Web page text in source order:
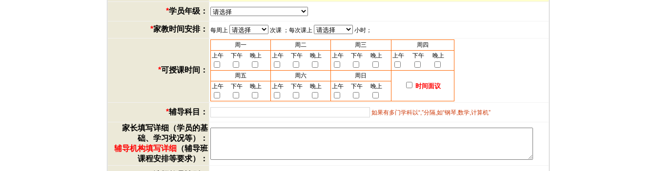
*学员年级：
*家教时间安排： 每周上 次课 ；每次课上 小时；
*可授课时间：
周一 周二 周三
周四
上午
下午 晚上 上午 下午 晚上 上午 下午 晚上 上午 下午 晚上
周五 周六 周日
时间面议
上午 下午 晚上 上午 下午 晚上 上午 下午 晚上
*辅导科目： 如果有多门学科以“,”分隔,如“钢琴,数学,计算机”
家长填写详细（学员的基
础、学习状况等）：
辅导机构填写详细 （辅导班
课程安排等要求）：